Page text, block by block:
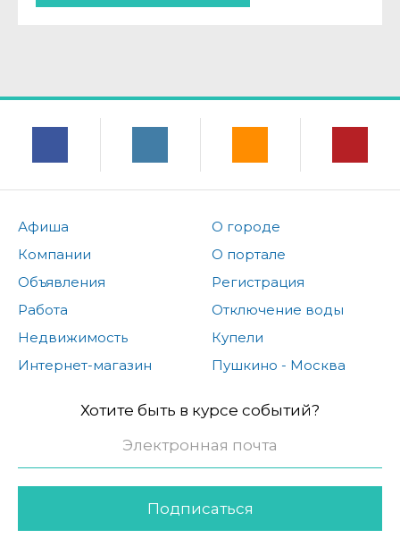
Афиша
Компании
Объявления
Работа
Недвижимость
Интернет-магазин
О городе
О портале
Регистрация
Отключение воды
Купели
Пушкино - Москва
Хотите быть в курсе событий?
Подписаться